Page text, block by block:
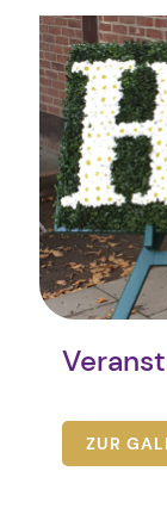
ZUR